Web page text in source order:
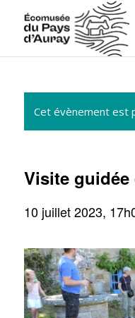
Cet évènement est
Visite guidée
10 juillet 2023,